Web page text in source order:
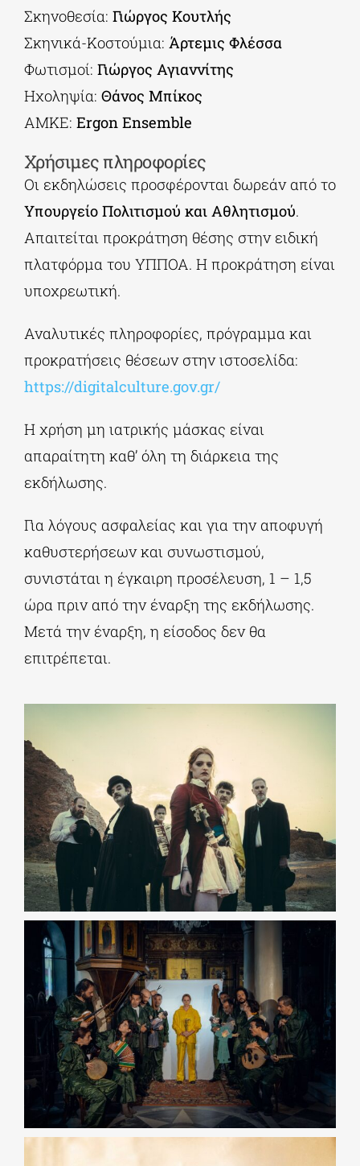
Σκηνοθεσία: Γιώργος Κουτλής
Σκηνικά-Κοστούμια: Άρτεμις Φλέσσα
Φωτισμοί: Γιώργος Αγιαννίτης
Ηχοληψία: Θάνος Μπίκος
ΑΜΚΕ: Ergon Ensemble
Χρήσιμες πληροφορίες
Οι εκδηλώσεις προσφέρονται δωρεάν από το
Υπουργείο Πολιτισμού και Αθλητισμού.
Aπαιτείται προκράτηση θέσης στην ειδική
πλατφόρμα του ΥΠΠΟΑ. Η προκράτηση είναι
υποχρεωτική.
Αναλυτικές πληροφορίες, πρόγραμμα και
προκρατήσεις θέσεων στην ιστοσελίδα:
https://digitalculture.gov.gr/
Η χρήση μη ιατρικής μάσκας είναι
απαραίτητη καθ’ όλη τη διάρκεια της
εκδήλωσης.
Για λόγους ασφαλείας και για την αποφυγή
καθυστερήσεων και συνωστισμού,
συνιστάται η έγκαιρη προσέλευση, 1 – 1,5
ώρα πριν από την έναρξη της εκδήλωσης.
Μετά την έναρξη, η είσοδος δεν θα
επιτρέπεται.